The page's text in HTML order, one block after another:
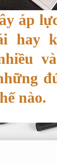
áp
hay
nào.